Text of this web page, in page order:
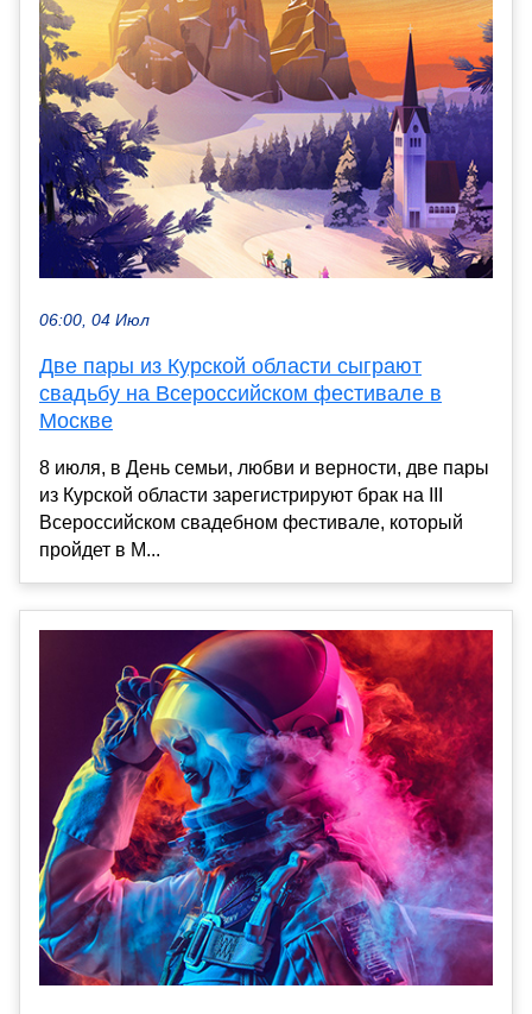
06:00, 04 Июл
Две пары из Курской области сыграют
свадьбу на Всероссийском фестивале в
Москве
8 июля, в День семьи, любви и верности, две пары
из Курской области зарегистрируют брак на III
Всероссийском свадебном фестивале, который
пройдет в М...